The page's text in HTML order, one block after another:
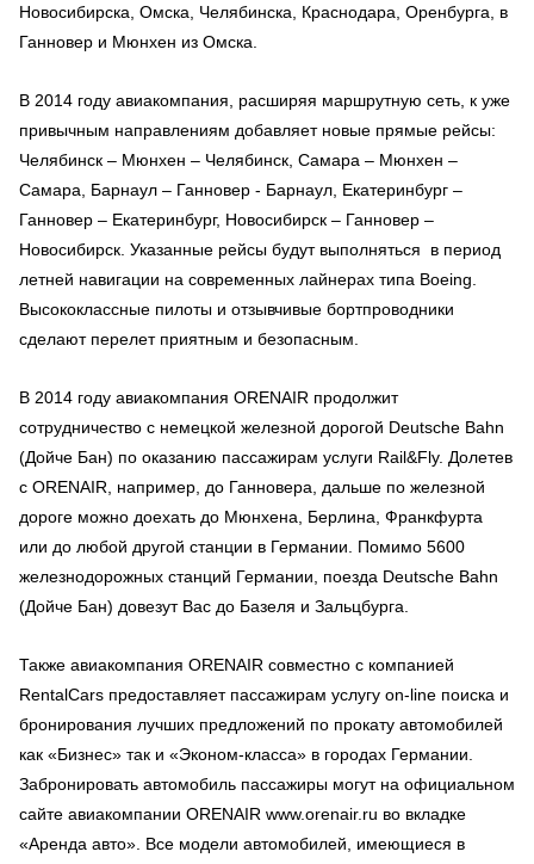
Новосибирска, Омска, Челябинска, Краснодара, Оренбурга, в
Ганновер и Мюнхен из Омска.
В 2014 году авиакомпания, расширяя маршрутную сеть, к уже
привычным направлениям добавляет новые прямые рейсы:
Челябинск – Мюнхен – Челябинск, Самара – Мюнхен –
Самара, Барнаул – Ганновер - Барнаул, Екатеринбург –
Ганновер – Екатеринбург, Новосибирск – Ганновер –
Новосибирск. Указанные рейсы будут выполняться в период
летней навигации на современных лайнерах типа Boeing.
Высококлассные пилоты и отзывчивые бортпроводники
сделают перелет приятным и безопасным.
В 2014 году авиакомпания ORENAIR продолжит
сотрудничество с немецкой железной дорогой Deutsche Bahn
(Дойче Бан) по оказанию пассажирам услуги Rail&Fly. Долетев
с ORENAIR, например, до Ганновера, дальше по железной
дороге можно доехать до Мюнхена, Берлина, Франкфурта
или до любой другой станции в Германии. Помимо 5600
железнодорожных станций Германии, поезда Deutsche Bahn
(Дойче Бан) довезут Вас до Базеля и Зальцбурга.
Также авиакомпания ORENAIR совместно с компанией
RentalCars предоставляет пассажирам услугу on-line поиска и
бронирования лучших предложений по прокату автомобилей
как «Бизнес» так и «Эконом-класса» в городах Германии.
Забронировать автомобиль пассажиры могут на официальном
сайте авиакомпании ORENAIR www.orenair.ru во вкладке
«Аренда авто». Все модели автомобилей, имеющиеся в